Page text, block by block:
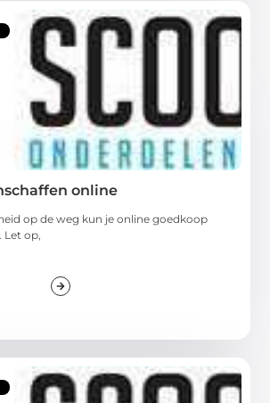
online
op de weg kun je online goedkoop
op,